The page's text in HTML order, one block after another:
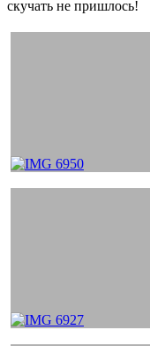
скучать не пришлось!